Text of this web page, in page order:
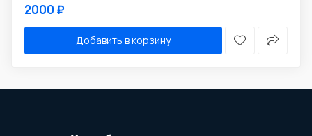
2000 ₽
Добавить в корзину